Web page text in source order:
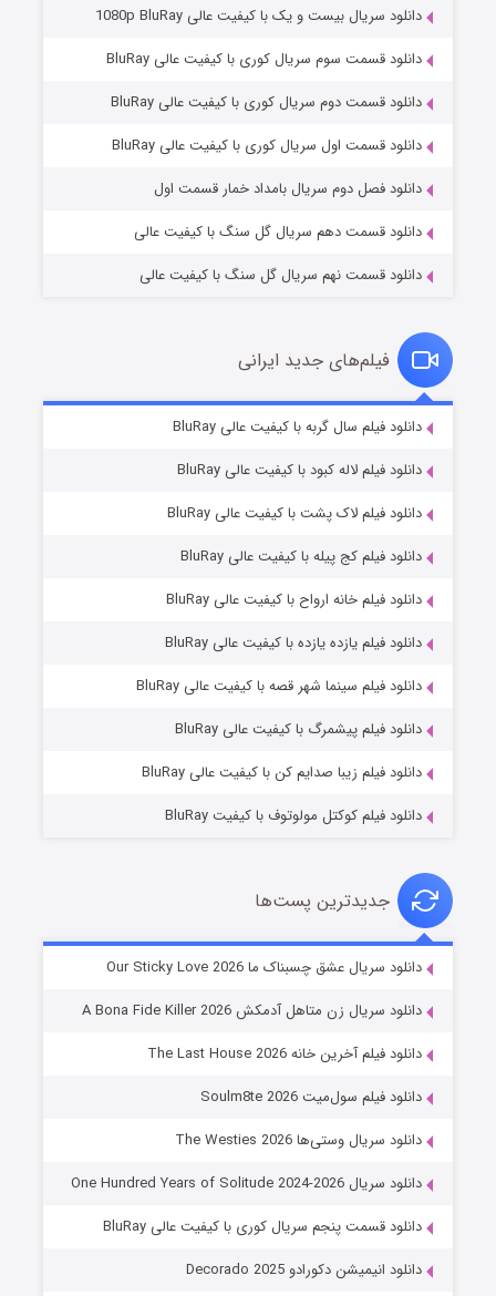
وستی ها
قسمت۱ (زیرنویس) منتشر شد
قسمت۶ (زیرنویس) منتشر شد
شوهر
عملیات آپارتمان
قسمت۲ (زیرنویس) منتشر شد
دانلود سریال بیست و یک با کیفیت عالی 1080p BluRay
دانلود قسمت سوم سریال کوری با کیفیت عالی BluRay
دانلود قسمت دوم سریال کوری با کیفیت عالی BluRay
دانلود قسمت اول سریال کوری با کیفیت عالی BluRay
دانلود فصل دوم سریال بامداد خمار قسمت اول
دانلود قسمت دهم سریال گل سنگ با کیفیت عالی
دانلود قسمت نهم سریال گل سنگ با کیفیت عالی
فیلم‌های جدید ایرانی
دانلود فیلم سال گربه با کیفیت عالی BluRay
دانلود فیلم لاله کبود با کیفیت عالی BluRay
دانلود فیلم لاک پشت با کیفیت عالی BluRay
دانلود فیلم کج‌ پیله با کیفیت عالی BluRay
دانلود فیلم خانه ارواح با کیفیت عالی BluRay
دانلود فیلم یازده یازده با کیفیت عالی BluRay
دانلود فیلم سینما شهر قصه با کیفیت عالی BluRay
دانلود فیلم پیشمرگ با کیفیت عالی BluRay
دانلود فیلم زیبا صدایم کن با کیفیت عالی BluRay
دانلود فیلم کوکتل مولوتوف با کیفیت BluRay
جدیدترین پست‌ها
دانلود سریال عشق چسبناک ما Our Sticky Love 2026
دانلود سریال زن متاهل آدمکش A Bona Fide Killer 2026
دانلود فیلم آخرین خانه The Last House 2026
دانلود فیلم سول‌میت Soulm8te 2026
دانلود سریال وستی‌ها The Westies 2026
دانلود سریال One Hundred Years of Solitude 2024-2026
دانلود قسمت پنجم سریال کوری با کیفیت عالی BluRay
دانلود انیمیشن دکورادو Decorado 2025